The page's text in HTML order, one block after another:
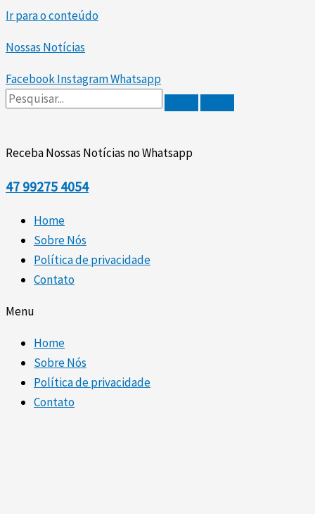
Ir para o conteúdo
Nossas Notícias
FacebookInstagramWhatsapp
Receba Nossas Notícias no Whatsapp
47 99275 4054
Home
Sobre Nós
Política de privacidade
Contato
Menu
Home
Sobre Nós
Política de privacidade
Contato